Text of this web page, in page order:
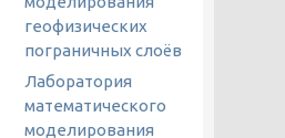
геофизических
пограничных слоёв
Лаборатория
математического
моделирования